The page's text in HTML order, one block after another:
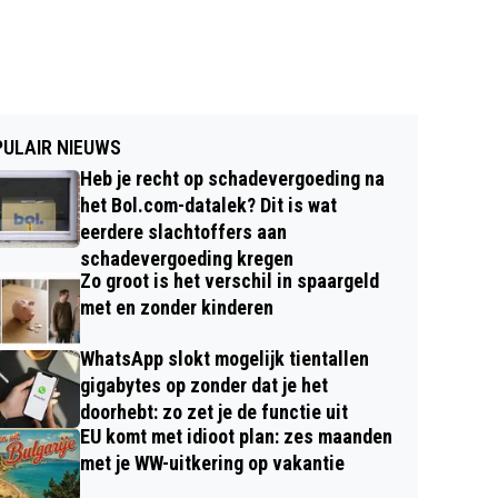
NIEUWS
Heb je recht op schadevergoeding na
het Bol.com-datalek? Dit is wat
eerdere slachtoffers aan
schadevergoeding kregen
Zo groot is het verschil in spaargeld
met en zonder kinderen
WhatsApp slokt mogelijk tientallen
gigabytes op zonder dat je het
doorhebt: zo zet je de functie uit
EU komt met idioot plan: zes maanden
met je WW-uitkering op vakantie